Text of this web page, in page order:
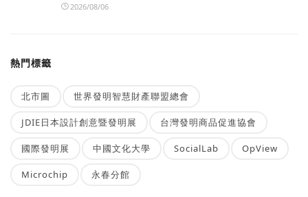
2026/08/06
熱門標籤
北市圖 世界發明智慧財產聯盟總會
JDIE日本設計創意暨發明展 台灣發明商品促進協會
國際發明展 中國文化大學 SocialLab OpView
Microchip 永春分館